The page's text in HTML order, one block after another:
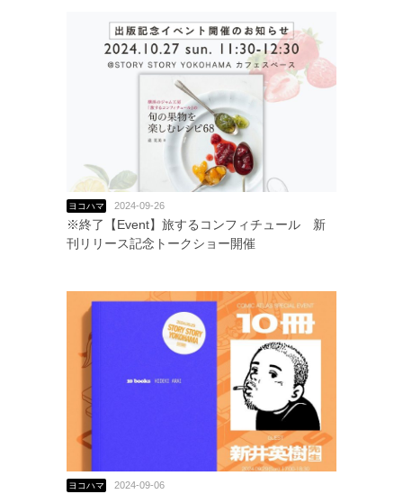
ヨコハマ 2024-09-26
※終了【Event】旅するコンフィチュール 新
刊リリース記念トークショー開催
ヨコハマ 2024-09-06